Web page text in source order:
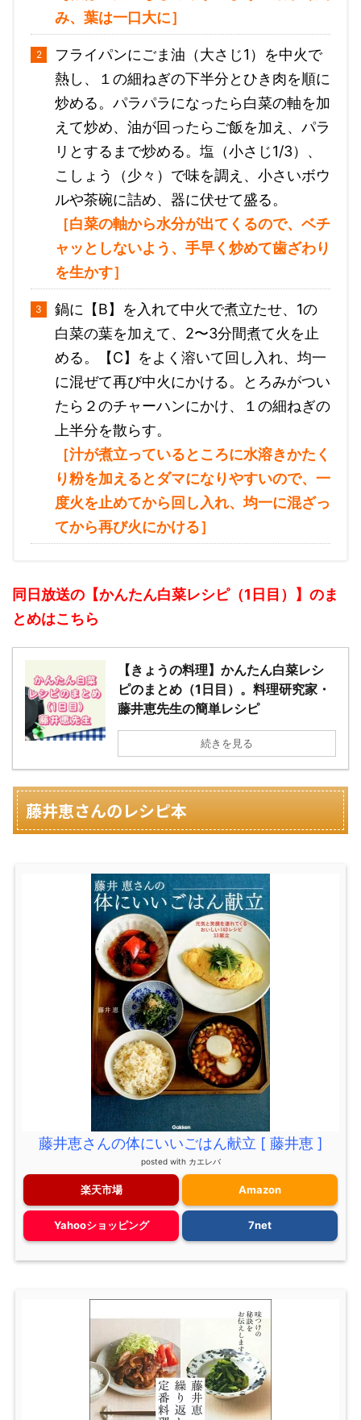
み、葉は一口大に］
フライパンにごま油（大さじ1）を中火で
熱し、１の細ねぎの下半分とひき肉を順に
炒める。パラパラになったら白菜の軸を加
えて炒め、油が回ったらご飯を加え、パラ
リとするまで炒める。塩（小さじ1/3）、
こしょう（少々）で味を調え、小さいボウ
ルや茶碗に詰め、器に伏せて盛る。
［白菜の軸から水分が出てくるので、ベチ
ャッとしないよう、手早く炒めて歯ざわり
を生かす］
鍋に【B】を入れて中火で煮立たせ、1の
白菜の葉を加えて、2〜3分間煮て火を止
める。【C】をよく溶いて回し入れ、均一
に混ぜて再び中火にかける。とろみがつい
たら２のチャーハンにかけ、１の細ねぎの
上半分を散らす。
［汁が煮立っているところに水溶きかたく
り粉を加えるとダマになりやすいので、一
度火を止めてから回し入れ、均一に混ざっ
てから再び火にかける］
同日放送の【かんたん白菜レシピ（1日目）】のま
とめはこちら
【きょうの料理】かんたん白菜レシ
ピのまとめ（1日目）。料理研究家・
藤井恵先生の簡単レシピ
続きを見る
藤井恵さんのレシピ本
藤井恵さんの体にいいごはん献立 [ 藤井恵 ]
posted with カエレバ
楽天市場 Amazon
Yahooショッピング 7net